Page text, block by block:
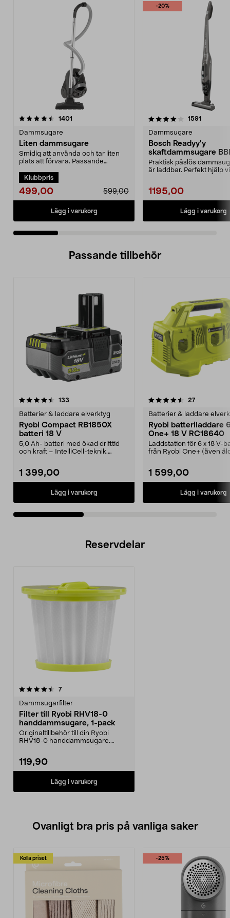
1401
Dammsugare
Liten dammsugare
Smidig att använda och tar liten
plats att förvara. Passande
Klubbpris
499,00 599,00
Lägg i varukorg
-20%
4.0 av 5 stjärnor 1591
Dammsugare
Bosch Readyy'y
skaftdammsugare
14,4 V
Praktisk påslös
är laddbar. Perfekt hjälp
1195,00
Lägg i varukorg
4.5 av 5 stjärnor
Passande tillbehör
133
Batterier & laddare elverktyg
Ryobi Compact RB1850X
batteri 18 V
5,0 Ah- batteri med ökad drifttid
och kraft – IntelliCell-teknik.
1 399,00
Lägg i varukorg
4.5av 5 stjärnor 27recensioner
Batterier & laddare
Ryobi batteriladdare
One+ 18 V RC18640
Laddstation för 6 x 18 V-
från Ryobi One+ (även
1 599,00
Lägg i varukorg
4.5av 5 stjärnor
Reservdelar
7recensioner
Dammsugarfilter
Filter till Ryobi RHV18-0
handdammsugare, 1-pack
Originaltillbehör till din Ryobi
RHV18-0 handdammsugare.
119,90
Lägg i varukorg
Ovanligt bra pris på vanliga saker
Kolla priset -25%